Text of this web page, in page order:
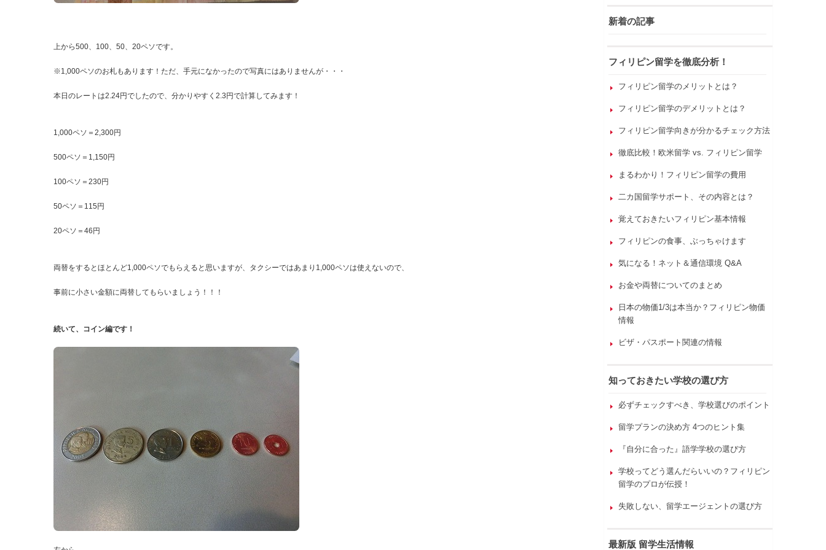
上から500、100、50、20ペソです。
※1,000ペソのお札もあります！ただ、手元になかったので写真にはありませんが・・・
本日のレートは2.24円でしたので、分かりやすく2.3円で計算してみます！
1,000ペソ＝2,300円
500ペソ＝1,150円
100ペソ＝230円
50ペソ＝115円
20ペソ＝46円
両替をするとほとんど1,000ペソでもらえると思いますが、タクシーではあまり1,000ペソは使えないので、
事前に小さい金額に両替してもらいましょう！！！
続いて、コイン編です！
新着の記事
フィリピン留学を徹底分析！
フィリピン留学のメリットとは？
フィリピン留学のデメリットとは？
フィリピン留学向きが分かるチェック方法
徹底比較！欧米留学 vs. フィリピン留学
まるわかり！フィリピン留学の費用
二カ国留学サポート、その内容とは？
覚えておきたいフィリピン基本情報
フィリピンの食事、ぶっちゃけます
気になる！ネット＆通信環境 Q&A
お金や両替についてのまとめ
日本の物価1/3は本当か？フィリピン物価
情報
ビザ・パスポート関連の情報
知っておきたい学校の選び方
必ずチェックすべき、学校選びのポイント
留学プランの決め方 4つのヒント集
『自分に合った』語学学校の選び方
学校ってどう選んだらいいの？フィリピン
留学のプロが伝授！
失敗しない、留学エージェントの選び方
最新版 留学生活情報